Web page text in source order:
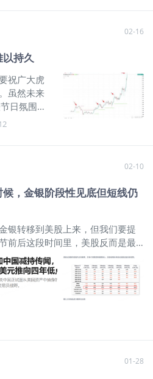
标准，或者欧元/美元到1.0附近
。 但恐慌情绪很明显并没有失
，都认为目前我们并没有到情绪
货市场上的波动逻辑链条，也逐
影响链条过度到了“地缘风险和能
逻辑链条之上，所以，在战争结
商品，贵金属，以及外汇期货的
期变动这个切入点出发，来预判
注的期货市场的机会。 首先我们
的变动情况是怎样的： 通过历史
情走势才刚刚开始而已 根据权威
在继续，并引发了伊朗导弹与无
现爆炸、空域关闭与军事警戒等
“第一性变量”通常是：风险溢价
制裁预期（尤其是霍尔木兹相关
02-16
持久
祝广大虎
虽然未来
日氛围，
没有给自
向运行的
股长期维
元就要下
承压。不
日本资产
（之前聊
苗的一系
化就显得
日元因为
是这种非
在于，是
股继续上
日经主连
02-10
，金银阶段性见底但短线仍
银转移到美股上来，但我们要提
前后这段时间里，美股反而是最
资产。 在经历了大幅的下跌后，
反弹，这在技术上很正常，但我
股、A股、美股已经重新回到继续
意把它理解为：美股的波动周期
高位弱势的第一个信号：美元指
而走出了一小轮回马枪，假设美
01-28